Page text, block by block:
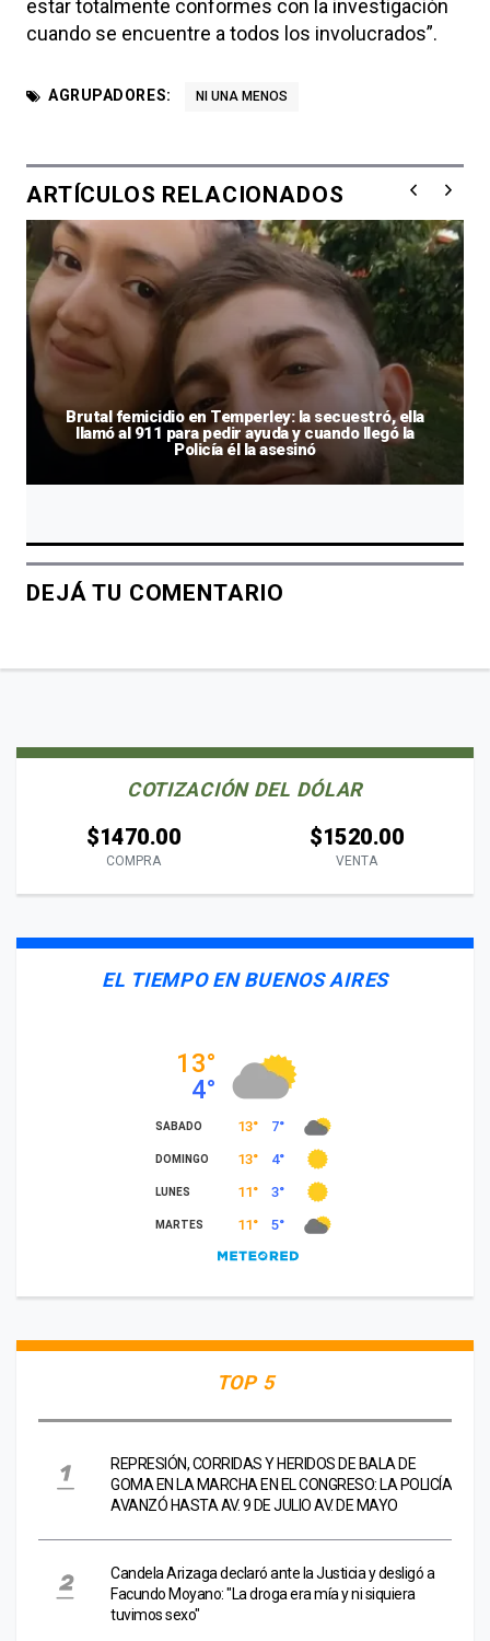
estar totalmente conformes con la investigación
cuando se encuentre a todos los involucrados”.
AGRUPADORES: NI UNA MENOS
ARTÍCULOS RELACIONADOS
Brutal femicidio en Temperley: la secuestró, ella
llamó al 911 para pedir ayuda y cuando llegó la
Policía él la asesinó
DEJÁ TU COMENTARIO
COTIZACIÓN DEL DÓLAR
$1470.00
COMPRA
$1520.00
VENTA
EL TIEMPO EN BUENOS AIRES
TOP 5
REPRESIÓN, CORRIDAS Y HERIDOS DE BALA DE
GOMA EN LA MARCHA EN EL CONGRESO: LA POLICÍA
AVANZÓ HASTA AV. 9 DE JULIO AV. DE MAYO
Candela Arizaga declaró ante la Justicia y desligó a
Facundo Moyano: "La droga era mía y ni siquiera
tuvimos sexo"